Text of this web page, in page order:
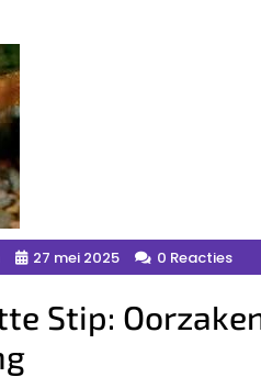
27 mei 2025 0 Reacties
Stip: